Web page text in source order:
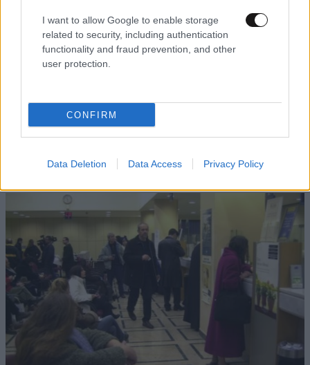
I want to allow Google to enable storage
related to security, including authentication
functionality and fraud prevention, and other
user protection.
CONFIRM
Data Deletion Data Access Privacy Policy
Ακριβαίνει τα δάνεια η Ελληνική Τράπεζα